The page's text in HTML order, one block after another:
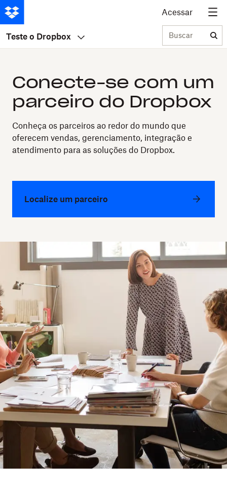
Acessar
Teste o Dropbox Buscar
Conecte-se com um
parceiro do Dropbox
Conheça os parceiros ao redor do mundo que
oferecem vendas, gerenciamento, integração e
atendimento para as soluções do Dropbox.
Localize um parceiro